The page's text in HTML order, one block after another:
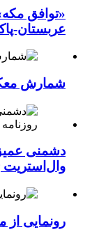
«توافق
عربستان-
شمارش
دشمنی عمیق
وال‌استریت
رونمایی از